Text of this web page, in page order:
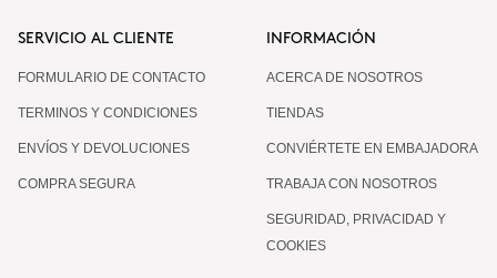
SERVICIO AL CLIENTE
FORMULARIO DE CONTACTO
TERMINOS Y CONDICIONES
ENVÍOS Y DEVOLUCIONES
COMPRA SEGURA
INFORMACIÓN
ACERCA DE NOSOTROS
TIENDAS
CONVIÉRTETE EN EMBAJADORA
TRABAJA CON NOSOTROS
SEGURIDAD, PRIVACIDAD Y
COOKIES